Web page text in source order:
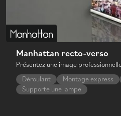
Manhattan recto-verso
Présentez une image
Déroulant
Montage express
Supporte une lampe